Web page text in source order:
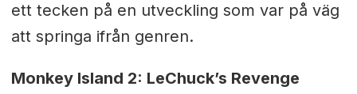
ett tecken på en utveckling som var på väg
att springa ifrån genren.
Monkey Island 2: LeChuck’s Revenge